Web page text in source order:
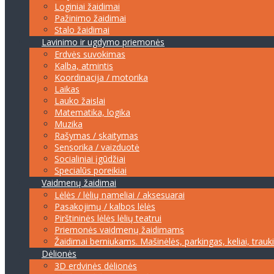
Loginiai žaidimai
Pažinimo žaidimai
Stalo žaidimai
Lavinimo ir ugdymo priemonės
Erdvės suvokimas
Kalba, atmintis
Koordinacija / motorika
Laikas
Lauko žaislai
Matematika, logika
Muzika
Rašymas / skaitymas
Sensorika / vaizduotė
Socialiniai įgūdžiai
Specialūs poreikiai
Vaidmenų žaidimai
Lėlės / lėlių nameliai / aksesuarai
Pasakojimų / kalbos lėlės
Pirštininės lėlės lėlių teatrui
Priemonės vaidmenų žaidimams
Žaidimai berniukams. Mašinėlės, parkingas, keliai,
Dėlionės
3D erdvinės dėlionės